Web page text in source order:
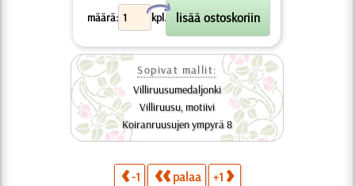
määrä: kpl.
X
Sopivat mallit:
Villiruusumedaljonki
Villiruusu, motiivi
Koiranruusujen ympyrä 8
-1 palaa +1